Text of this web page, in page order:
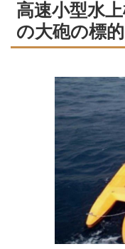
高速小型水
の大砲の標的